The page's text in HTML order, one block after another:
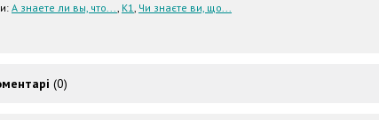
А знаете ли вы, что..., К1, Чи знаєте ви, що...
(0)